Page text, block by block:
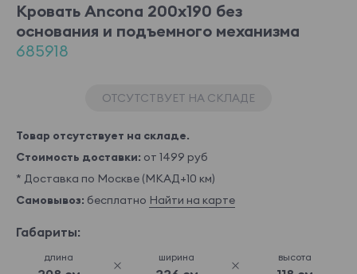
Кровать Ancona 200x190 без
основания и подъемного механизма
685918
ОТСУТСТВУЕТ НА СКЛАДЕ
Товар отсутствует на складе.
Стоимость доставки: от 1499 руб
* Доставка по Москве (МКАД+10 км)
Самовывоз: бесплатно Найти на карте
Габариты:
длина ширина высота